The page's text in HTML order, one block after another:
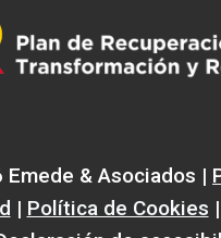
& Asociados |
| Política de Cookies